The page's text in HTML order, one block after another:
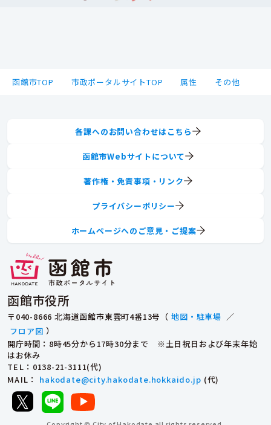
函館市TOP 市政ポータルサイトTOP 属性 その他
函館市役所
〒040-8666 北海道函館市東雲町4番13号（ 地図・駐車場 ／
フロア図 ）
開庁時間：8時45分から17時30分まで ※土日祝日および年末年始
はお休み
TEL ：0138-21-3111(代)
MAIL ： hakodate@city.hakodate.hokkaido.jp (代)
各課へのお問い合わせはこちら
函館市Webサイトについて
著作権・免責事項・リンク
プライバシーポリシー
ホームページへのご意見・ご提案